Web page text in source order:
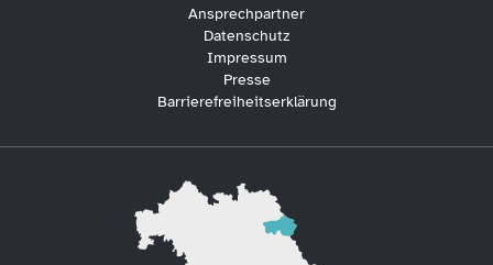
Ansprechpartner
Datenschutz
Impressum
Presse
Barrierefreiheitserklärung